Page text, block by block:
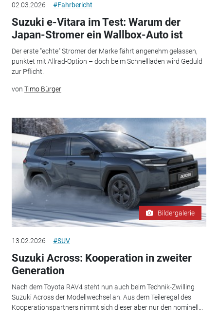
02.03.2026 #Fahrbericht
Suzuki e-Vitara im Test: Warum der
Japan-Stromer ein Wallbox-Auto ist
Der erste "echte" Stromer der Marke fährt angenehm gelassen,
punktet mit Allrad-Option – doch beim Schnellladen wird Geduld
zur Pflicht.
von Timo Bürger
Bildergalerie
13.02.2026 #SUV
Suzuki Across: Kooperation in zweiter
Generation
Nach dem Toyota RAV4 steht nun auch beim Technik-Zwilling
Suzuki Across der Modellwechsel an. Aus dem Teileregal des
Kooperationspartners nimmt sich dieser aber nur den nominell...